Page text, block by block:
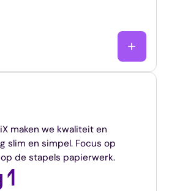
maken we kwaliteit en
slim en simpel. Focus op
de stapels papierwerk.